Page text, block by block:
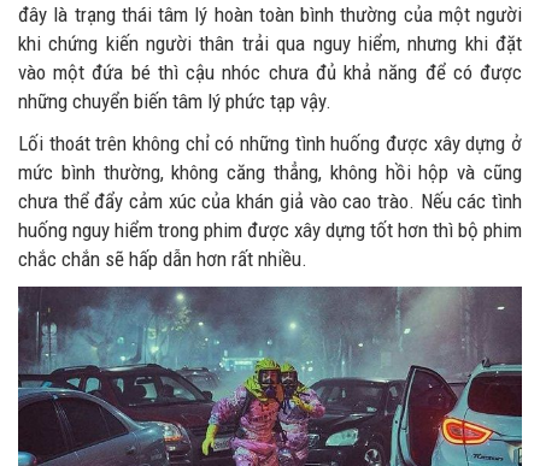
đây là trạng thái tâm lý hoàn toàn bình thường của một người
khi chứng kiến người thân trải qua nguy hiểm, nhưng khi đặt
vào một đứa bé thì cậu nhóc chưa đủ khả năng để có được
những chuyển biến tâm lý phức tạp vậy.
Lối thoát trên không chỉ có những tình huống được xây dựng ở
mức bình thường, không căng thẳng, không hồi hộp và cũng
chưa thể đẩy cảm xúc của khán giả vào cao trào. Nếu các tình
huống nguy hiểm trong phim được xây dựng tốt hơn thì bộ phim
chắc chắn sẽ hấp dẫn hơn rất nhiều.